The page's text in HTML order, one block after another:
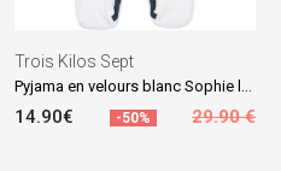
Trois Kilos Sept
14.90€ -50% 29.90 €